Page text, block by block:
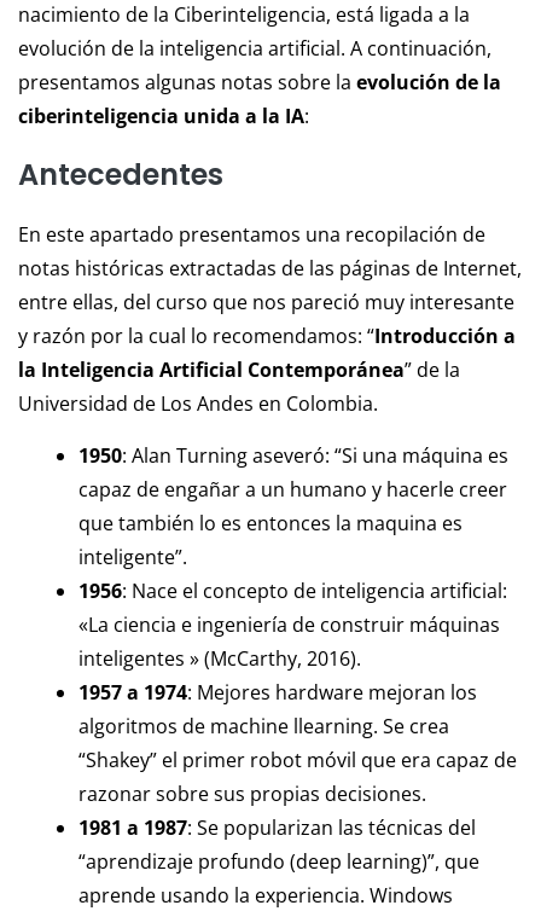
nacimiento de la Ciberinteligencia, está ligada a la
evolución de la inteligencia artificial. A continuación,
presentamos algunas notas sobre la evolución de la
ciberinteligencia unida a la IA:
Antecedentes
En este apartado presentamos una recopilación de
notas históricas extractadas de las páginas de Internet,
entre ellas, del curso que nos pareció muy interesante
y razón por la cual lo recomendamos: “Introducción a
la Inteligencia Artificial Contemporánea” de la
Universidad de Los Andes en Colombia.
1950: Alan Turning aseveró: “Si una máquina es
capaz de engañar a un humano y hacerle creer
que también lo es entonces la maquina es
inteligente”.
1956: Nace el concepto de inteligencia artificial:
«La ciencia e ingeniería de construir máquinas
inteligentes » (McCarthy, 2016).
1957 a 1974: Mejores hardware mejoran los
algoritmos de machine llearning. Se crea
“Shakey” el primer robot móvil que era capaz de
razonar sobre sus propias decisiones.
1981 a 1987: Se popularizan las técnicas del
“aprendizaje profundo (deep learning)”, que
aprende usando la experiencia. Windows